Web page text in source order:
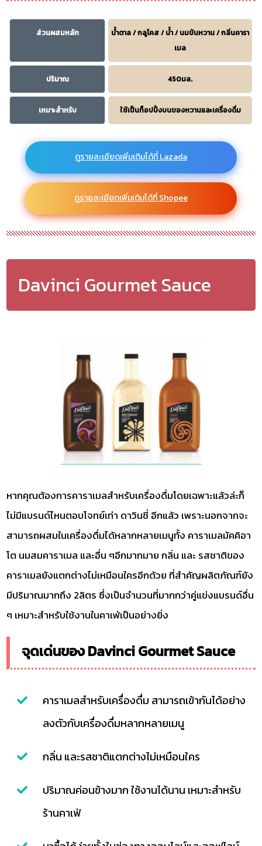
ส่วนผสมหลัก
น้ำตาล / กลูโคส / น้ำ / นมข้นหวาน / กลิ่นคารา
เมล
ปริมาณ 450มล.
เหมาะสำหรับ ใช้เป็นท็อปปิ้งบนของหวานและเครื่องดื่ม
ดูรายละเอียดเพิ่มเติมได้ที่ Lazada
ดูรายละเอียดเพิ่มเติมได้ที่ Shopee
Davinci Gourmet Sauce
หากคุณต้องการคาราเมลสำหรับเครื่องดื่มโดยเฉพาะแล้วล่ะก็
ไม่มีแบรนด์ไหนตอบโจทย์เท่า ดาวินชี่ อีกแล้ว เพราะนอกจากจะ
สามารถผสมในเครื่องดื่มได้หลากหลายเมนูทั้ง คาราเมลมัคคิอา
โต นมสมคาราเมล และอื่น ๆอีกมากมาย กลิ่น และ รสชาติของ
คาราเมลยังแตกต่างไม่เหมือนใครอีกด้วย ที่สำคัญผลิตภัณฑ์ยัง
มีปริมาณมากถึง 2ลิตร ซึ่งเป็นจำนวนที่มากกว่าคู่แข่งแบรนด์อื่น
ๆ เหมาะสำหรับใช้งานในคาเฟ่เป็นอย่างยิ่ง
จุดเด่นของ Davinci Gourmet Sauce
คาราเมลสำหรับเครื่องดื่ม สามารถเข้ากันได้อย่าง
ลงตัวกับเครื่องดื่มหลากหลายเมนู
กลิ่น และรสชาติแตกต่างไม่เหมือนใคร
ปริมาณค่อนข้างมาก ใช้งานได้นาน เหมาะสำหรับ
ร้านคาเฟ่